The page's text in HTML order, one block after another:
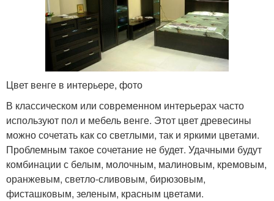
Цвет венге в интерьере, фото
В классическом или современном интерьерах часто
используют пол и мебель венге. Этот цвет древесины
можно сочетать как со светлыми, так и яркими цветами.
Проблемным такое сочетание не будет. Удачными будут
комбинации с белым, молочным, малиновым, кремовым,
оранжевым, светло-сливовым, бирюзовым,
фисташковым, зеленым, красным цветами.